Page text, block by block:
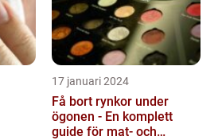
17 januari 2024
Få bort rynkor under
ögonen - En komplett
guide för mat- och